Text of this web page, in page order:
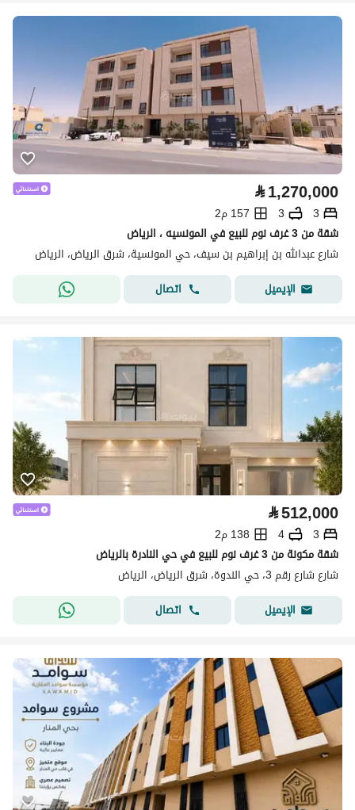
⃁1,270,000
3
3
157 م2
شقة من 3 غرف نوم للبيع في المونسيه ، الرياض
شارع عبدالله بن إبراهيم بن سيف، حي المونسية، شرق الرياض، الرياض
الإيميل
اتصال
⃁512,000
3
4
138 م2
شقة مكونة من 3 غرف نوم للبيع في حي النادرة بالرياض
شارع شارع رقم 3، حي الندوة، شرق الرياض، الرياض
الإيميل
اتصال